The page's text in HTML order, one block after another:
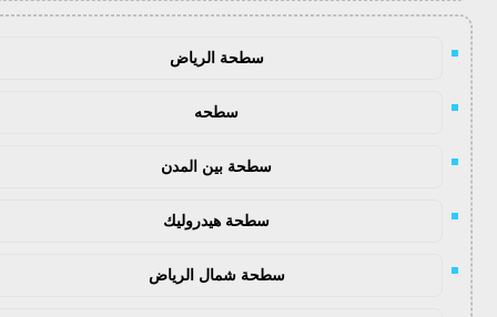
سطحة الرياض
سطحه
سطحة بين المدن
سطحة هيدروليك
سطحة شمال الرياض